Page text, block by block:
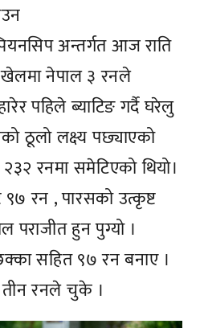
अन्तर्गत आज राति
खेलमा नेपाल ३ रनले
पहिले ब्याटिङ गर्दै घरेलु
ठूलो लक्ष्य पछ्याएको
रनमा समेटिएको थियो।
रन , पारसको उत्कृष्ट
हुन पुग्यो ।
सहित ९७ रन बनाए ।
तीन रनले चुके ।